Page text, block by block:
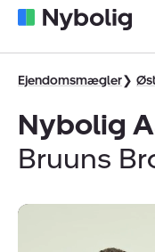
Ejendomsmægler
Nybolig
Bruuns